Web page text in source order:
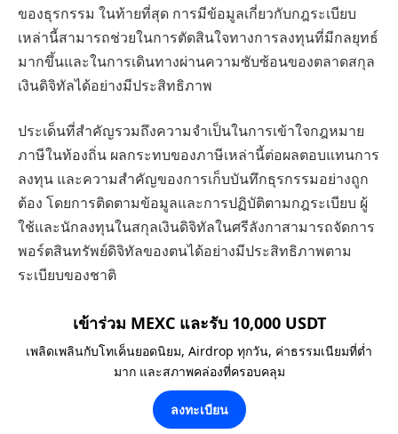
ของธุรกรรม ในท้ายที่สุด การมีข้อมูลเกี่ยวกับกฎระเบียบ
เหล่านี้สามารถช่วยในการตัดสินใจทางการลงทุนที่มีกลยุทธ์
มากขึ้นและในการเดินทางผ่านความซับซ้อนของตลาดสกุล
เงินดิจิทัลได้อย่างมีประสิทธิภาพ
ประเด็นที่สำคัญรวมถึงความจำเป็นในการเข้าใจกฎหมาย
ภาษีในท้องถิ่น ผลกระทบของภาษีเหล่านี้ต่อผลตอบแทนการ
ลงทุน และความสำคัญของการเก็บบันทึกธุรกรรมอย่างถูก
ต้อง โดยการติดตามข้อมูลและการปฏิบัติตามกฎระเบียบ ผู้
ใช้และนักลงทุนในสกุลเงินดิจิทัลในศรีลังกาสามารถจัดการ
พอร์ตสินทรัพย์ดิจิทัลของตนได้อย่างมีประสิทธิภาพตาม
ระเบียบของชาติ
เข้าร่วม MEXC และรับ 10,000 USDT
เพลิดเพลินกับโทเค็นยอดนิยม, Airdrop ทุกวัน, ค่าธรรมเนียมที่ต่ำ
มาก และสภาพคล่องที่ครอบคลุม
ลงทะเบียน